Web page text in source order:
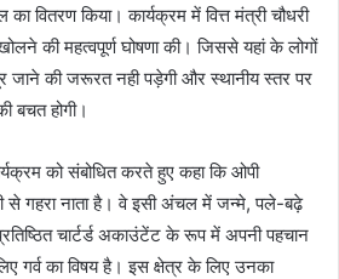
वितरण किया। कार्यक्रम में वित्त मंत्री चौधरी
की महत्वपूर्ण घोषणा की। जिससे यहां के लोगों
जाने की जरूरत नही पड़ेगी और स्थानीय स्तर पर
बचत होगी।
को संबोधित करते हुए कहा कि ओपी
से गहरा नाता है। वे इसी अंचल में जन्मे, पले-बढ़े
चार्टर्ड अकाउंटेंट के रूप में अपनी पहचान
गर्व का विषय है। इस क्षेत्र के लिए उनका